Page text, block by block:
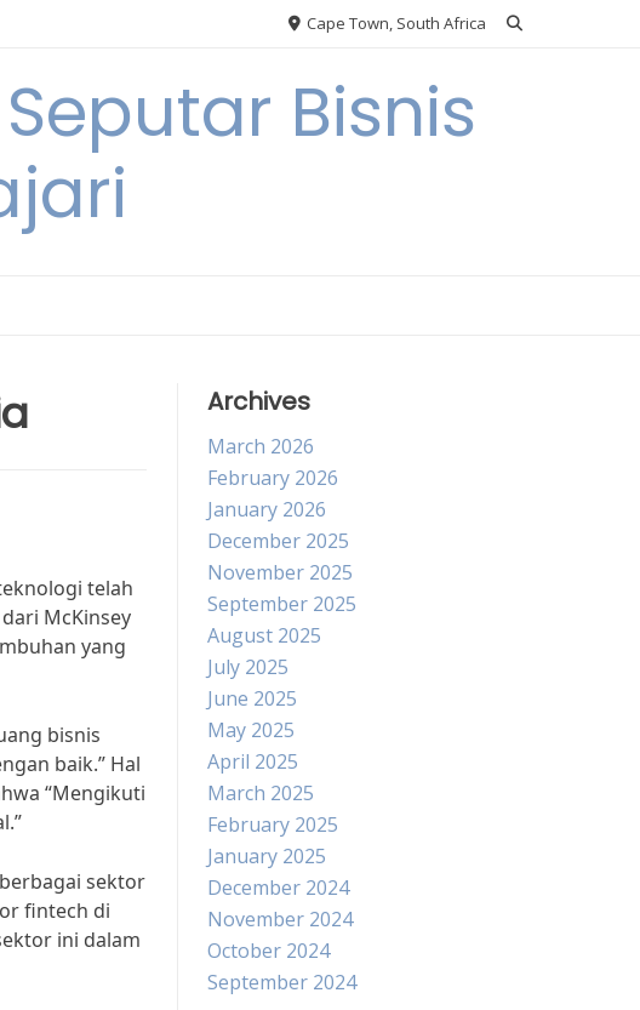
Cape Town, South Africa
Bisnis
telah
McKinsey
yang
bisnis
baik.” Hal
“Mengikuti
sektor
fintech di
ini dalam
Archives
March 2026
February 2026
January 2026
December 2025
November 2025
September 2025
August 2025
July 2025
June 2025
May 2025
April 2025
March 2025
February 2025
January 2025
December 2024
November 2024
October 2024
September 2024